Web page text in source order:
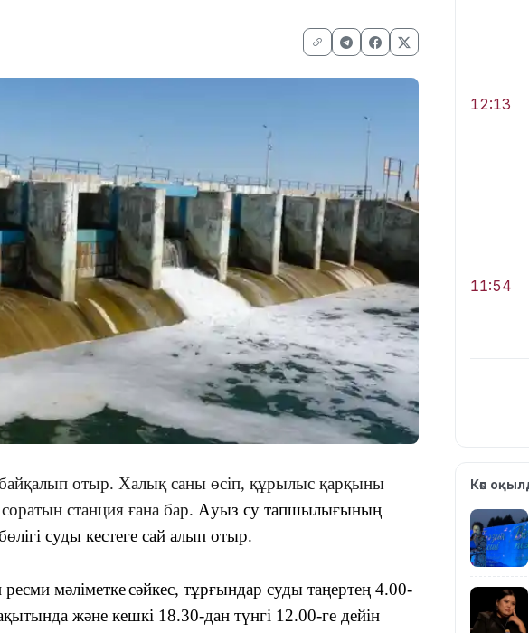
отыр. Халық саны өсіп, құрылыс қарқыны
станция ғана бар. Ауыз су тапшылығының
суды кестеге сай алып отыр.
ресми мәліметкесәйкес, тұрғындар суды таңертең 4.00-
және кешкі 18.30-дан түнгі 12.00-ге дейін
12:13
11:54
Көп